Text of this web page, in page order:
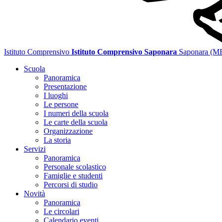
Istituto Comprensivo Istituto Comprensivo Saponara Saponara
Scuola
Panoramica
Presentazione
I luoghi
Le persone
I numeri della scuola
Le carte della scuola
Organizzazione
La storia
Servizi
Panoramica
Personale scolastico
Famiglie e studenti
Percorsi di studio
Novità
Panoramica
Le circolari
Calendario eventi